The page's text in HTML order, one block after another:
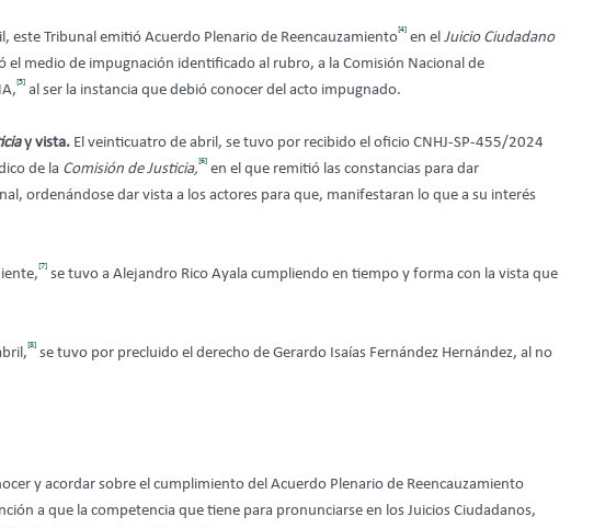
este Tribunal emitió Acuerdo Plenario de Reencauzamiento
[4]
en el Juicio Ciudadano
el medio de impugnación identificado al rubro, a la Comisión Nacional de
[5]
al ser la instancia que debió conocer del acto impugnado.
y vista. El veinticuatro de abril, se tuvo por recibido el oficio CNHJ-SP-455/2024
de la Comisión de Justicia,
[6]
en el que remitió las constancias para dar
ordenándose dar vista a los actores para que, manifestaran lo que a su interés
[7]
se tuvo a Alejandro Rico Ayala cumpliendo en tiempo y forma con la vista que
[8]
se tuvo por precluido el derecho de Gerardo Isaías Fernández Hernández, al no
y acordar sobre el cumplimiento del Acuerdo Plenario de Reencauzamiento
a que la competencia que tiene para pronunciarse en los Juicios Ciudadanos,